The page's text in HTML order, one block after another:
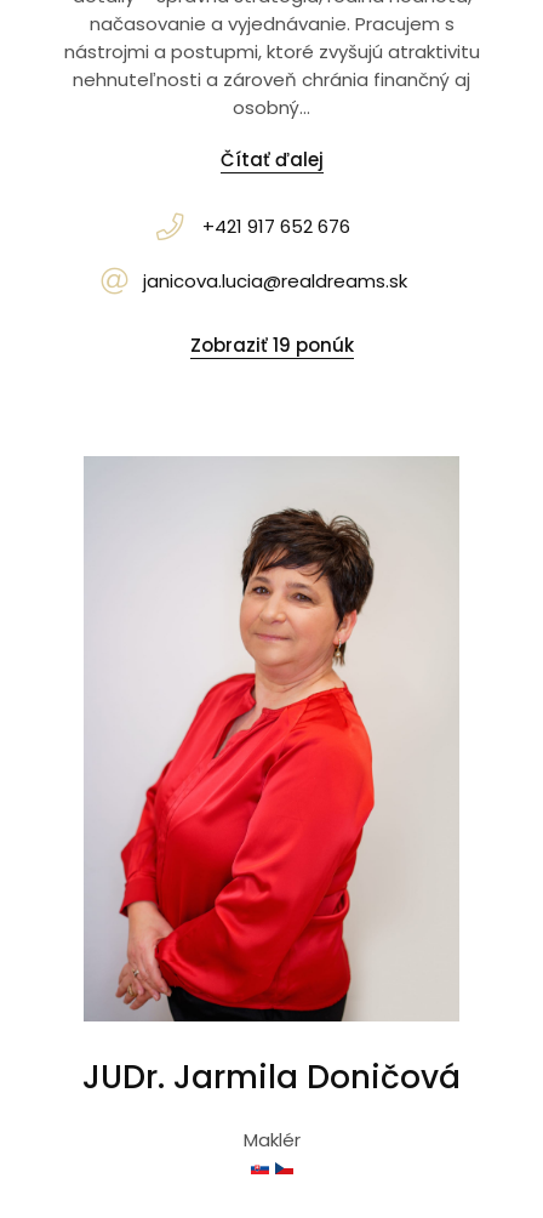
načasovanie a vyjednávanie. Pracujem s
nástrojmi a postupmi, ktoré zvyšujú atraktivitu
nehnuteľnosti a zároveň chránia finančný aj
osobný...
Čítať ďalej
+421 917 652 676
janicova.lucia@realdreams.sk
Zobraziť 19 ponúk
JUDr. Jarmila Doničová
Maklér